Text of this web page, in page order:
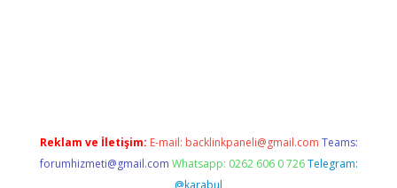
Reklam ve İletişim: E-mail: backlinkpaneli@gmail.com Teams:
forumhizmeti@gmail.com Whatsapp: 0262 606 0 726 Telegram:
@karabul